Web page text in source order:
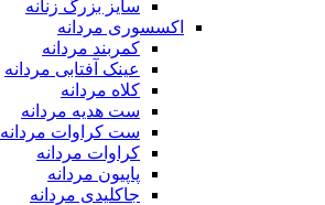
سایز بزرگ زنانه
اکسسوری مردانه
کمربند مردانه
عینک آفتابی مردانه
کلاه مردانه
ست هدیه مردانه
ست کراوات مردانه
کراوات مردانه
پاپیون مردانه
جاکلیدی مردانه